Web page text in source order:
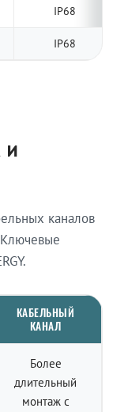
IP68
IP68
и
каналов
КАБЕЛЬНЫЙ
КАНАЛ
Более
длительный
монтаж с